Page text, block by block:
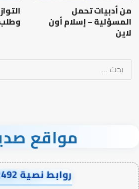
من أدبيات تحمل
المسؤلية – إسلام أون
لاين
وطلب
مواقع
روابط نصية AA2492